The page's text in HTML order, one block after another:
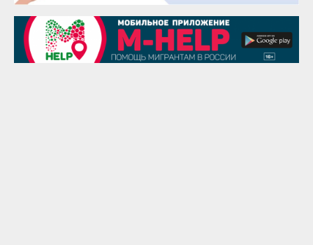
Чингиз Мустафаев
29 августа
Надежда Рослова